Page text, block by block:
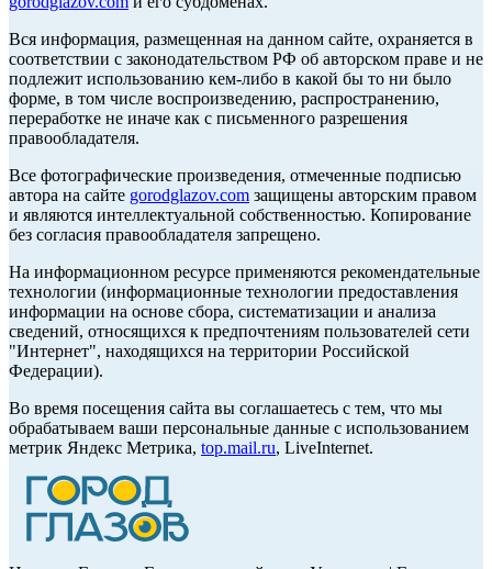
Вся информация, размещенная на данном сайте, охраняется в
соответствии с законодательством РФ об авторском праве и не
подлежит использованию кем-либо в какой бы то ни было
форме, в том числе воспроизведению, распространению,
переработке не иначе как с письменного разрешения
правообладателя.
Все фотографические произведения, отмеченные подписью
автора на сайте gorodglazov.com защищены авторским правом
и являются интеллектуальной собственностью. Копирование
без согласия правообладателя запрещено.
На информационном ресурсе применяются рекомендательные
технологии (информационные технологии предоставления
информации на основе сбора, систематизации и анализа
сведений, относящихся к предпочтениям пользователей сети
"Интернет", находящихся на территории Российской
Федерации).
Во время посещения сайта вы соглашаетесь с тем, что мы
обрабатываем ваши персональные данные с использованием
метрик Яндекс Метрика, top.mail.ru, LiveInternet.